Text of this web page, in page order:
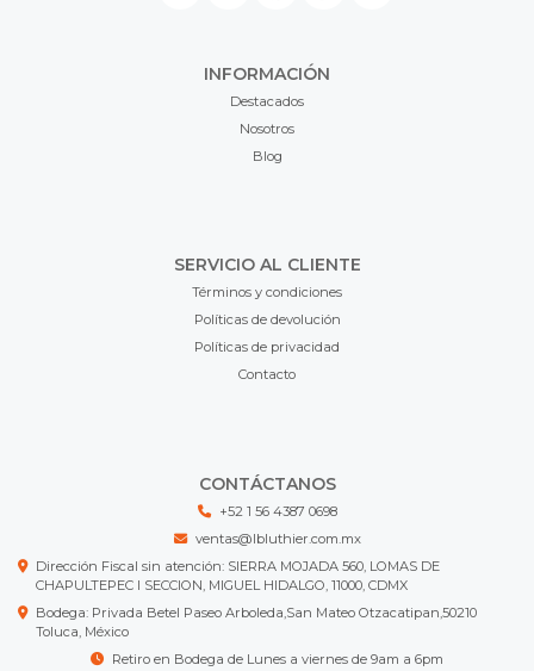
INFORMACIÓN
Destacados
Nosotros
Blog
SERVICIO AL CLIENTE
Términos y condiciones
Políticas de devolución
Políticas de privacidad
Contacto
CONTÁCTANOS
+52 1 56 4387 0698
ventas@lbluthier.com.mx
Dirección Fiscal sin atención: SIERRA MOJADA 560, LOMAS DE
CHAPULTEPEC I SECCION, MIGUEL HIDALGO, 11000, CDMX
Bodega: Privada Betel Paseo Arboleda,San Mateo Otzacatipan,50210
Toluca, México
Retiro en Bodega de Lunes a viernes de 9am a 6pm